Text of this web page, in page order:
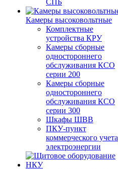
СПБ
Камеры высоковольтные
Комплектные
устройства КРУ
Камеры сборные
одностороннего
обслуживания КСО
серии 200
Камеры сборные
одностороннего
обслуживания КСО
серии 300
Шкафы ШВВ
ПКУ-пункт
коммерческого учета
электроэнергии